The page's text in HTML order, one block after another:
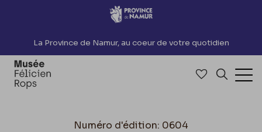
Accèder directement au contenu
La Province de Namur, au coeur de votre quotidien
Accéder à
Numéro d'édition: 0604